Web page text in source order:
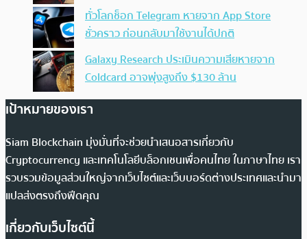
ทั่วโลกช็อก Telegram หายจาก App Store
ชั่วคราว ก่อนกลับมาใช้งานได้ปกติ
Galaxy Research ประเมินความเสียหายจาก
Coldcard อาจพุ่งสูงถึง $130 ล้าน
เป้าหมายของเรา
Siam Blockchain มุ่งมั่นที่จะช่วยนำเสนอสารเกี่ยวกับ
Cryptocurrency และเทคโนโลยีบล็อกเชนเพื่อคนไทย ในภาษาไทย เรา
รวบรวมข้อมูลส่วนใหญ่จากเว็บไซต์และเว็บบอร์ดต่างประเทศและนำมา
แปลส่งตรงถึงฟีดคุณ
เกี่ยวกับเว็บไซต์นี้